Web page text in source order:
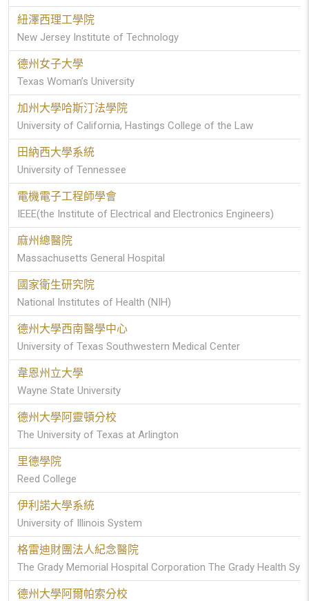
紐澤西理工學院
New Jersey Institute of Technology
德州女子大學
Texas Woman’s University
加州大學哈斯汀法學院
University of California, Hastings College of the Law
田納西大學系統
University of Tennessee
電機電子工程師學會
IEEE(the Institute of Electrical and Electronics Engineers)
麻州總醫院
Massachusetts General Hospital
國家衛生研究院
National Institutes of Health (NIH)
德州大學西南醫學中心
University of Texas Southwestern Medical Center
韋恩州立大學
Wayne State University
德州大學阿靈頓分校
The University of Texas at Arlington
里德學院
Reed College
伊利諾大學系統
University of Illinois System
格雷迪財團法人紀念醫院
The Grady Memorial Hospital Corporation The Grady Health
德州大學阿爾帕索分校